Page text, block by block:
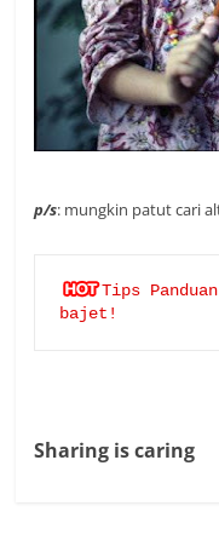
p/s: mungkin patut cari
Tips
bajet!
Sharing is caring